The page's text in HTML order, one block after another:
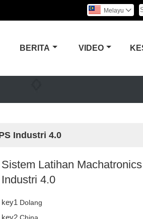
Melayu 
BERITA VIDEO
Industri 4.0
Sistem Latihan
Industri 4.0
key1 Dolang
key2China